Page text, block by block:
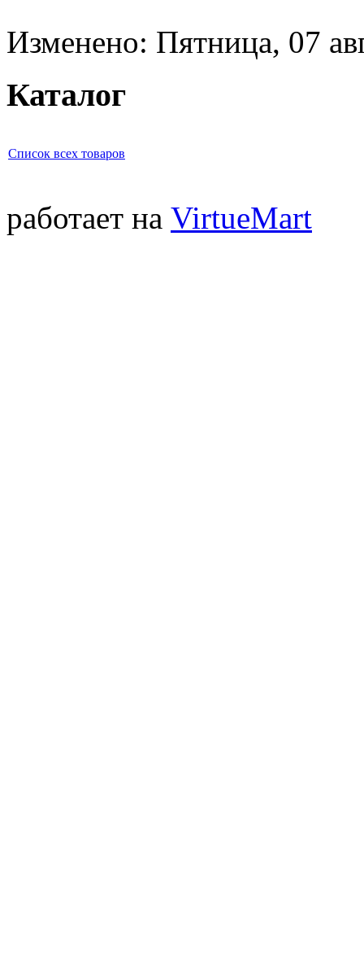
Изменено: Пятница, 07
Каталог
Список всех товаров
работает на VirtueMart